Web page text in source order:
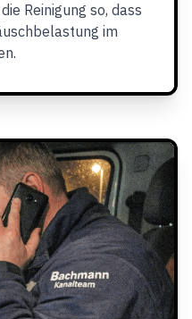
Reinigung so, dass
im